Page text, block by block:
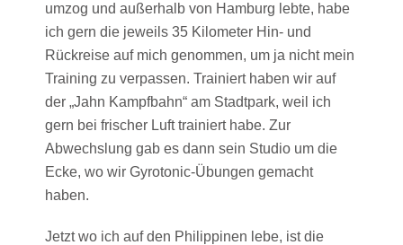
umzog und außerhalb von Hamburg lebte, habe
ich gern die jeweils 35 Kilometer Hin- und
Rückreise auf mich genommen, um ja nicht mein
Training zu verpassen. Trainiert haben wir auf
der „Jahn Kampfbahn“ am Stadtpark, weil ich
gern bei frischer Luft trainiert habe. Zur
Abwechslung gab es dann sein Studio um die
Ecke, wo wir Gyrotonic-Übungen gemacht
haben.
Jetzt wo ich auf den Philippinen lebe, ist die